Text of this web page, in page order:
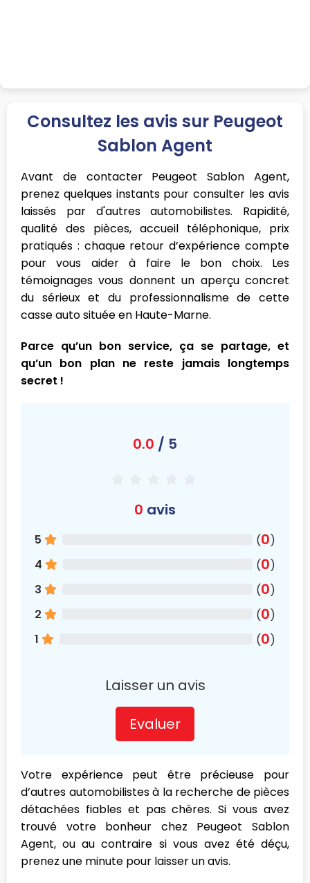
Consultez les avis sur Peugeot
Sablon Agent
Avant de contacter Peugeot Sablon Agent,
prenez quelques instants pour consulter les avis
laissés par d'autres automobilistes. Rapidité,
qualité des pièces, accueil téléphonique, prix
pratiqués : chaque retour d’expérience compte
pour vous aider à faire le bon choix. Les
témoignages vous donnent un aperçu concret
du sérieux et du professionnalisme de cette
casse auto située en Haute-Marne.
Parce qu’un bon service, ça se partage, et
qu’un bon plan ne reste jamais longtemps
secret !
0.0 / 5
0 avis
5 (0)
4
(0)
3
(0)
2
(0)
1
(0)
Laisser un avis
Evaluer
Votre expérience peut être précieuse pour
d’autres automobilistes à la recherche de pièces
détachées fiables et pas chères. Si vous avez
trouvé votre bonheur chez Peugeot Sablon
Agent, ou au contraire si vous avez été déçu,
prenez une minute pour laisser un avis.